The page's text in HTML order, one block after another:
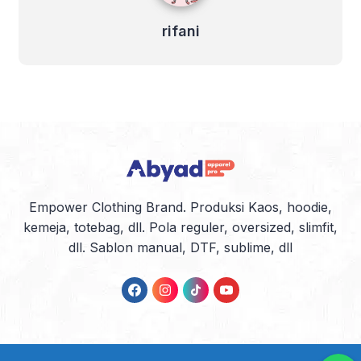
rifani
Empower Clothing Brand. Produksi Kaos, hoodie,
kemeja, totebag, dll. Pola reguler, oversized, slimfit,
dll. Sablon manual, DTF, sublime, dll